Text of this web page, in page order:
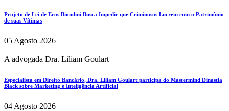
Projeto de Lei de Eros Biondini Busca Impedir que Criminosos Lucrem com o Patrimônio
de suas Vítimas
05 Agosto 2026
A advogada Dra. Liliam Goulart
Especialista em Direito Bancário, Dra. Liliam Goulart participa do Mastermind Dinastia
Black sobre Marketing e Inteligência Artificial
04 Agosto 2026